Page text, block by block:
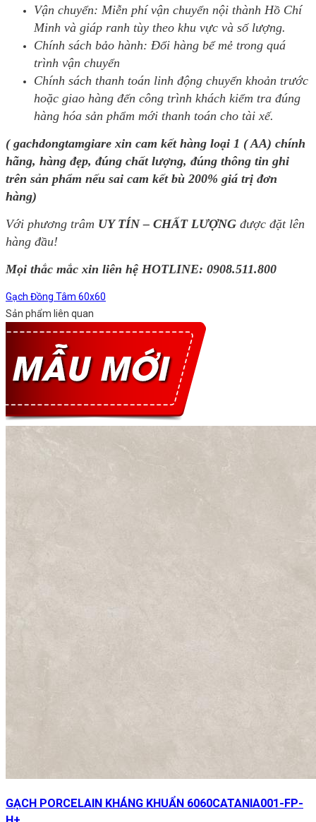
Vận chuyển: Miễn phí vận chuyển nội thành Hồ Chí
Minh và giáp ranh tùy theo khu vực và số lượng.
Chính sách bảo hành: Đổi hàng bể mẻ trong quá
trình vận chuyển
Chính sách thanh toán linh động chuyển khoản trước
hoặc giao hàng đến công trình khách kiểm tra đúng
hàng hóa sản phẩm mới thanh toán cho tài xế.
( gachdongtamgiare xin cam kết hàng loại 1 ( AA) chính
hãng, hàng đẹp, đúng chất lượng, đúng thông tin ghi
trên sản phẩm nếu sai cam kết bù 200% giá trị đơn
hàng)
Với phương trâm UY TÍN – CHẤT LƯỢNG được đặt lên
hàng đầu!
Mọi thắc mắc xin liên hệ HOTLINE: 0908.511.800
Gạch Đồng Tâm 60x60
Sản phẩm liên quan
GẠCH PORCELAIN KHÁNG KHUẨN 6060CATANIA001-FP-